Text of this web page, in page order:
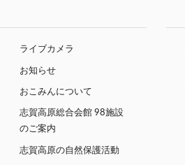
ライブカメラ
お知らせ
おこみんについて
志賀高原総合会館 98施設
のご案内
志賀高原の自然保護活動